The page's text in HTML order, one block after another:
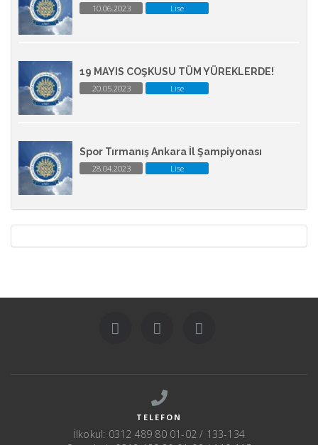
10.06.2023 Lise
19 MAYIS COŞKUSU TÜM YÜREKLERDE!
20.05.2023 Lise
Spor Tırmanış Ankara İl Şampiyonası
28.04.2023 Lise
TELEFON
İlkokul: 0312 489 80 01-02 / 133-134